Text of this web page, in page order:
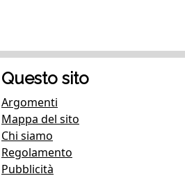
Questo sito
Argomenti
Mappa del sito
Chi siamo
Regolamento
Pubblicità